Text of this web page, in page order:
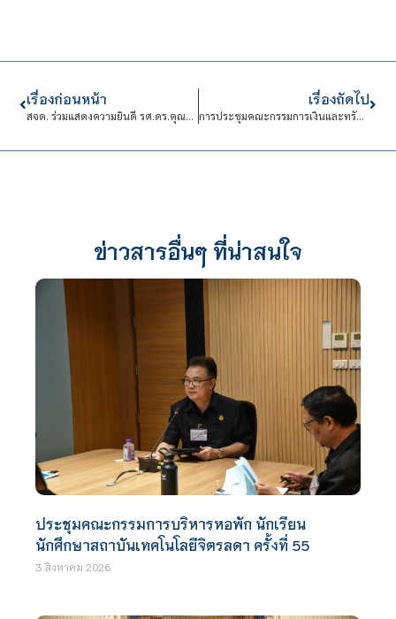
เรื่องก่อนหน้า
สจด. ร่วมแสดงความยินดี รศ.ดร.คุณหญิงสุมณฑา พรหมบุญ
เรื่องถัดไป
การประชุมคณะกรรมการเงินและทรัพย์สิน (กบง.) ครั้งที่ 74 (9/ปีงบประมาณ พ.ศ. 2568)
ข่าวสารอื่นๆ ที่น่าสนใจ
ประชุมคณะกรรมการบริหารหอพัก นักเรียน
นักศึกษาสถาบันเทคโนโลยีจิตรลดา ครั้งที่ 55
3 สิงหาคม 2026